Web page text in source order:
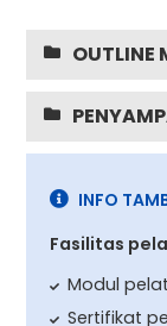
OUTLINE
INFO
Fasilitas
Modul
Sertifikat